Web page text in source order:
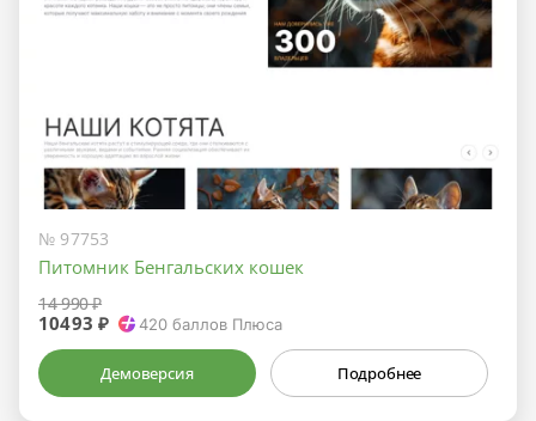
№ 97753
Питомник Бенгальских кошек
14 990 ₽
10493 ₽ 420 баллов Плюса
Демоверсия Подробнее